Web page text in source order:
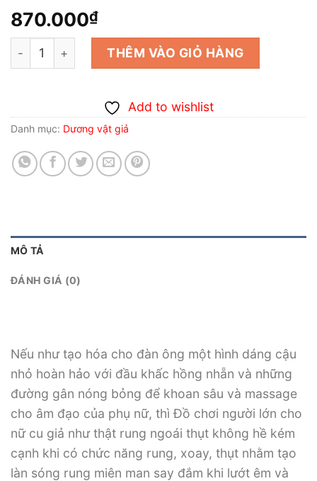
870.000₫
Đồ chơi người lớn cho nữ cu giả như thật rung ngoái
THÊM VÀO GIỎ HÀNG
Add to wishlist
Danh mục: Dương vật giả
MÔ TẢ
ĐÁNH GIÁ (0)
Nếu như tạo hóa cho đàn ông một hình dáng cậu
nhỏ hoàn hảo với đầu khấc hồng nhẵn và những
đường gân nóng bỏng để khoan sâu và massage
cho âm đạo của phụ nữ, thì Đồ chơi người lớn cho
nữ cu giả như thật rung ngoái thụt không hề kém
cạnh khi có chức năng rung, xoay, thụt nhằm tạo
làn sóng rung miên man say đắm khi lướt êm và